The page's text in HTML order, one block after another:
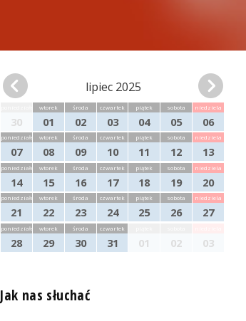
lipiec 2025
30
wtorek
01
środa
02
czwartek
03
piątek
04
sobota
05
niedziela
06
poniedziałek
07
wtorek
08
środa
09
czwartek
10
piątek
11
sobota
12
niedziela
13
poniedziałek
14
wtorek
15
środa
16
czwartek
17
piątek
18
sobota
19
niedziela
20
poniedziałek
21
wtorek
22
środa
23
czwartek
24
piątek
25
sobota
26
niedziela
27
poniedziałek
28
wtorek
29
środa
30
czwartek
31 01 02 03
Jak nas słuchać